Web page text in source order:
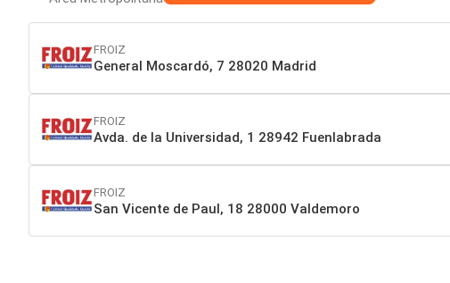
FROIZ
General Moscardó, 7 28020 Madrid
FROIZ
Avda. de la Universidad, 1 28942 Fuenlabrada
FROIZ
San Vicente de Paul, 18 28000 Valdemoro